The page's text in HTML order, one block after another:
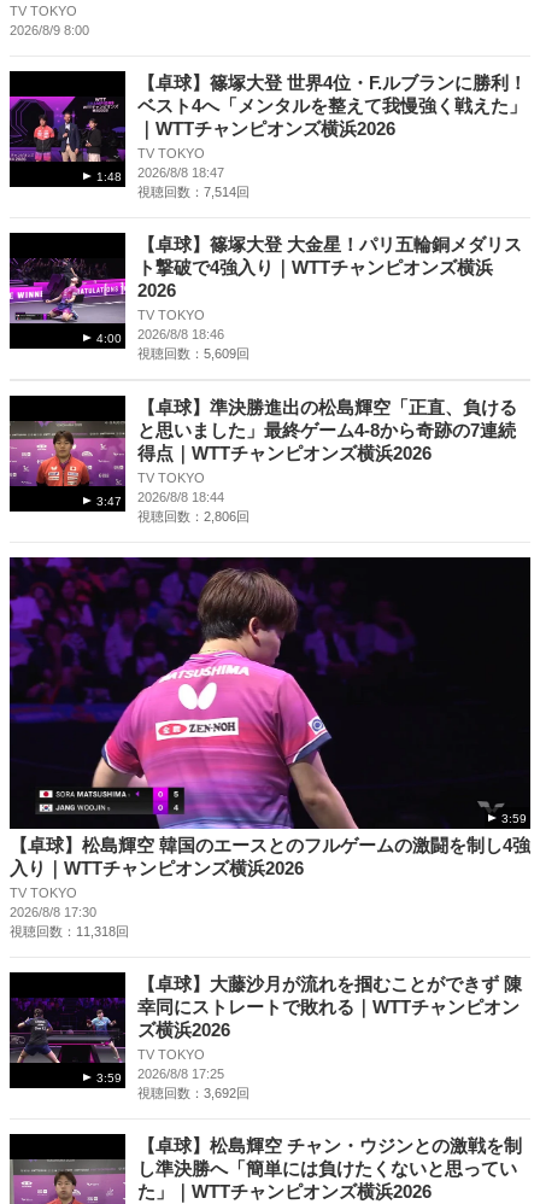
TV TOKYO
2026/8/9 8:00
1:48
【卓球】篠塚大登 世界4位・F.ルブランに勝利！
ベスト4へ「メンタルを整えて我慢強く戦えた」
｜WTTチャンピオンズ横浜2026
TV TOKYO
2026/8/8 18:47
視聴回数：7,514回
4:00
【卓球】篠塚大登 大金星！パリ五輪銅メダリス
ト撃破で4強入り｜WTTチャンピオンズ横浜
2026
TV TOKYO
2026/8/8 18:46
視聴回数：5,609回
3:47
【卓球】準決勝進出の松島輝空「正直、負ける
と思いました」最終ゲーム4-8から奇跡の7連続
得点｜WTTチャンピオンズ横浜2026
TV TOKYO
2026/8/8 18:44
視聴回数：2,806回
3:59
【卓球】松島輝空 韓国のエースとのフルゲームの激闘を制し4強
入り｜WTTチャンピオンズ横浜2026
TV TOKYO
2026/8/8 17:30
視聴回数：11,318回
3:59
【卓球】大藤沙月が流れを掴むことができず 陳
幸同にストレートで敗れる｜WTTチャンピオン
ズ横浜2026
TV TOKYO
2026/8/8 17:25
視聴回数：3,692回
【卓球】松島輝空 チャン・ウジンとの激戦を制
し準決勝へ「簡単には負けたくないと思ってい
た」｜WTTチャンピオンズ横浜2026